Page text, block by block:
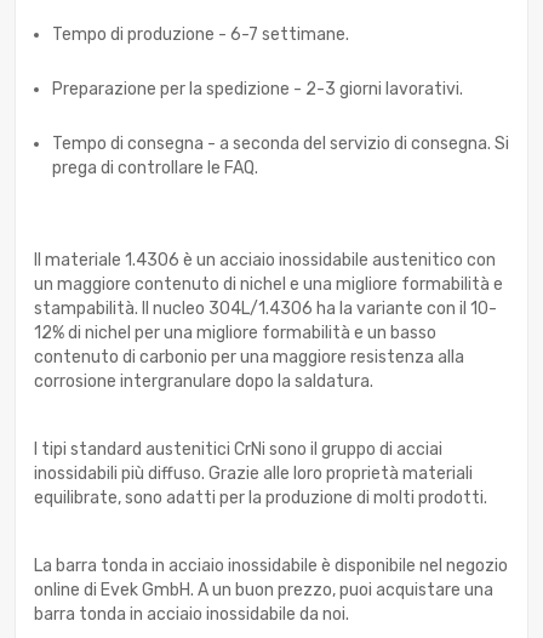
Tempo di produzione - 6-7 settimane.
Preparazione per la spedizione - 2-3 giorni lavorativi.
Tempo di consegna - a seconda del servizio di consegna. Si
prega di controllare le FAQ.
Il materiale 1.4306 è un acciaio inossidabile austenitico con
un maggiore contenuto di nichel e una migliore formabilità e
stampabilità. Il nucleo 304L/1.4306 ha la variante con il 10-
12% di nichel per una migliore formabilità e un basso
contenuto di carbonio per una maggiore resistenza alla
corrosione intergranulare dopo la saldatura.
I tipi standard austenitici CrNi sono il gruppo di acciai
inossidabili più diffuso. Grazie alle loro proprietà materiali
equilibrate, sono adatti per la produzione di molti prodotti.
La barra tonda in acciaio inossidabile è disponibile nel negozio
online di Evek GmbH. A un buon prezzo, puoi acquistare una
barra tonda in acciaio inossidabile da noi.